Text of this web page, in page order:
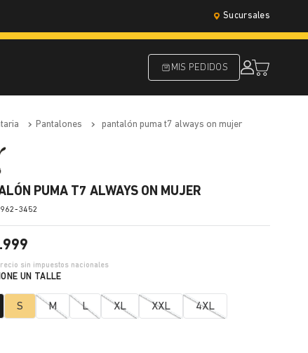
Sucursales
MIS PEDIDOS
pantalones pantalón puma t7 always on mujer
PUMA T7 ALWAYS ON MUJER
962-3452
.999
sin impuestos nacionales
S M L XL XXL 4XL